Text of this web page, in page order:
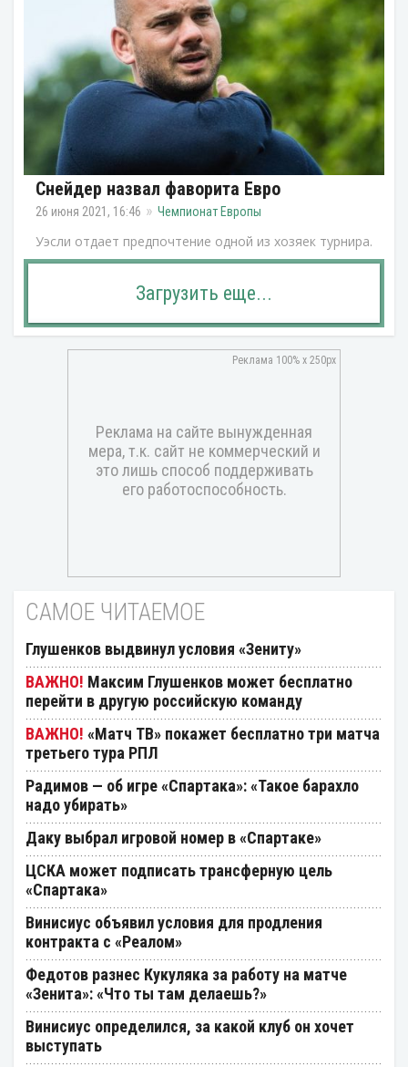
Снейдер назвал фаворита Евро
26 июня 2021, 16:46 Чемпионат Европы
Уэсли отдает предпочтение одной из хозяек турнира.
Загрузить еще...
САМОЕ ЧИТАЕМОЕ
Глушенков выдвинул условия «Зениту»
Максим Глушенков может бесплатно
перейти в другую российскую команду
«Матч ТВ» покажет бесплатно три матча
третьего тура РПЛ
Радимов — об игре «Спартака»: «Такое барахло
надо убирать»
Даку выбрал игровой номер в «Спартаке»
ЦСКА может подписать трансферную цель
«Спартака»
Винисиус объявил условия для продления
контракта с «Реалом»
Федотов разнес Кукуляка за работу на матче
«Зенита»: «Что ты там делаешь?»
Винисиус определился, за какой клуб он хочет
выступать